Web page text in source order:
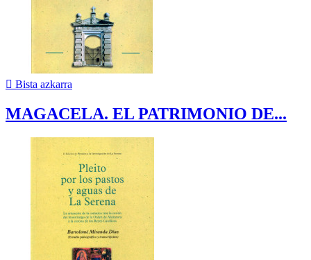
 Bista azkarra
MAGACELA. EL PATRIMONIO DE...